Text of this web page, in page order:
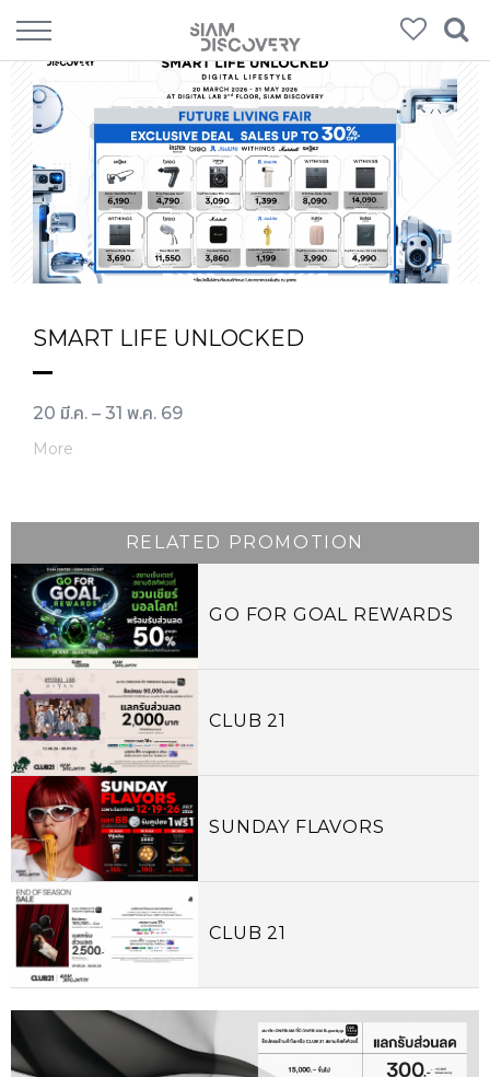
SMART LIFE UNLOCKED
20 มี.ค. – 31 พ.ค. 69
More
RELATED PROMOTION
GO FOR GOAL REWARDS
CLUB 21
SUNDAY FLAVORS
CLUB 21